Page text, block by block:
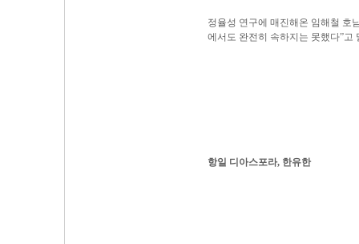
정율성 연구에 매진해온 임해철 호
에서도 완전히 속하지는 못했다”고
항일 디아스포라, 한유한